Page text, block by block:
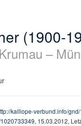
(1900-
–
kalliope-verbund.info/
, 15.03.2012,